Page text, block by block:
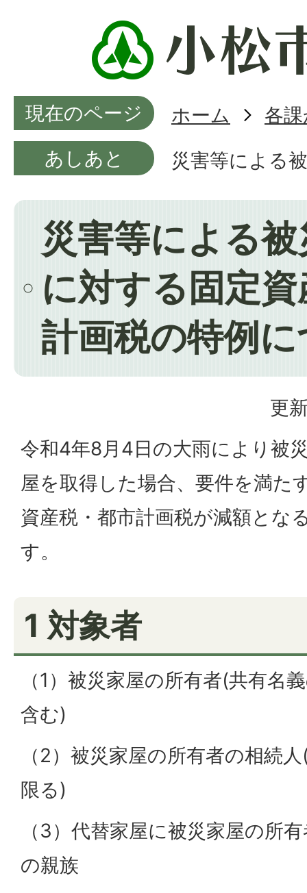
現在のページ ホーム
各
あしあと
災害等による
災害等による
に対する固定
計画税の特例
更
令和4年8月4日の大雨により被
屋を取得した場合、要件を満た
資産税・都市計画税が減額とな
す。
1 対象者
（1）被災家屋の所有者(共有名
含む)
（2）被災家屋の所有者の相続
限る)
（3）代替家屋に被災家屋の所
の親族